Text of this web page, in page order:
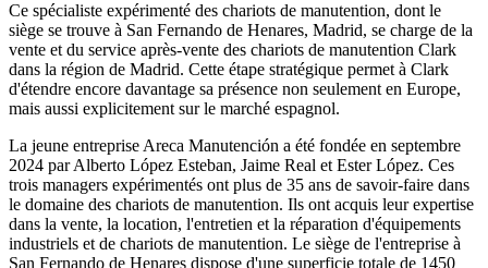
Ce spécialiste expérimenté des chariots de manutention, dont le
siège se trouve à San Fernando de Henares, Madrid, se charge de la
vente et du service après-vente des chariots de manutention Clark
dans la région de Madrid. Cette étape stratégique permet à Clark
d'étendre encore davantage sa présence non seulement en Europe,
mais aussi explicitement sur le marché espagnol.
La jeune entreprise Areca Manutención a été fondée en septembre
2024 par Alberto López Esteban, Jaime Real et Ester López. Ces
trois managers expérimentés ont plus de 35 ans de savoir-faire dans
le domaine des chariots de manutention. Ils ont acquis leur expertise
dans la vente, la location, l'entretien et la réparation d'équipements
industriels et de chariots de manutention. Le siège de l'entreprise à
San Fernando de Henares dispose d'une superficie totale de 1450